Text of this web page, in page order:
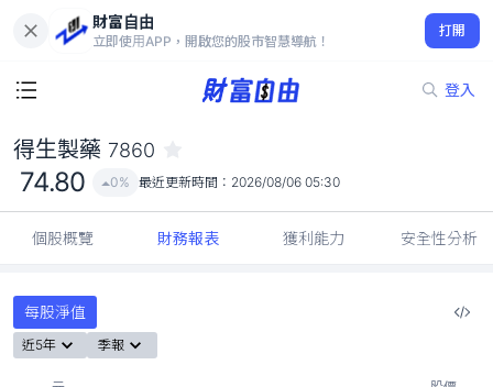
財富自由
立即使用APP，開啟您的股市智慧導航！
打開
登入
74.80
0%
得生製藥 7860
74.80 0% 最近更新時間： 2026/08/06 05:30
個股概覽 財務報表 獲利能力 安全性分析
每股淨值
近5年 季報